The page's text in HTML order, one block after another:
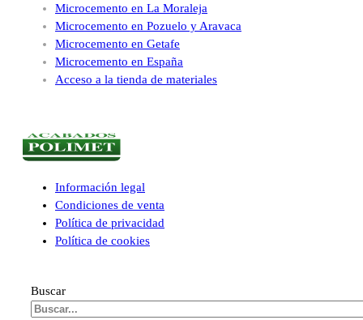
Microcemento en La Moraleja
Microcemento en Pozuelo y Aravaca
Microcemento en Getafe
Microcemento en España
Acceso a la tienda de materiales
Información legal
Condiciones de venta
Política de privacidad
Política de cookies
Buscar